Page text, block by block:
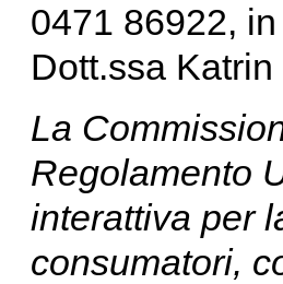
0471 86922,
Dott.ssa
La
Regolamento
interattiva per
consumatori,